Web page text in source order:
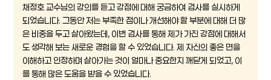
채정호 교수님의 강의를 듣고 강점에 대해 궁금하여 검사를 실시하게
되었습니다. 그동안 저는 부족한 점이나 개선해야 할 부분에 대해 더 많
은 비중을 두고 살아왔는데, 이번 검사를 통해 제가 가진 강점에 대해서
도 생각해 보는 새로운 경험을 할 수 있었습니다. 제 자신의 좋은 면을
이해하고 인정하며 살아가는 것이 얼마나 중요한지 깨닫게 되었고, 이
를 통해 많은 도움을 받을 수 있었습니다.